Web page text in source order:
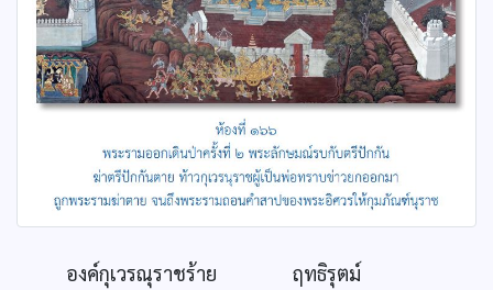
องค์กุเวรณุราชร้าย
ฤทธิรุตม์